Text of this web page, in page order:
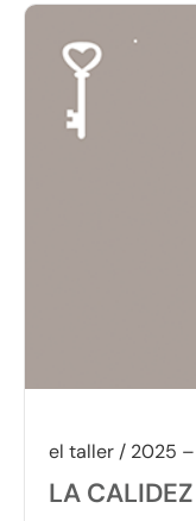
el taller / 2025
LA